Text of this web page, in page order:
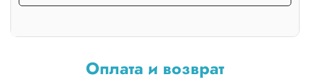
Оплата и возврат